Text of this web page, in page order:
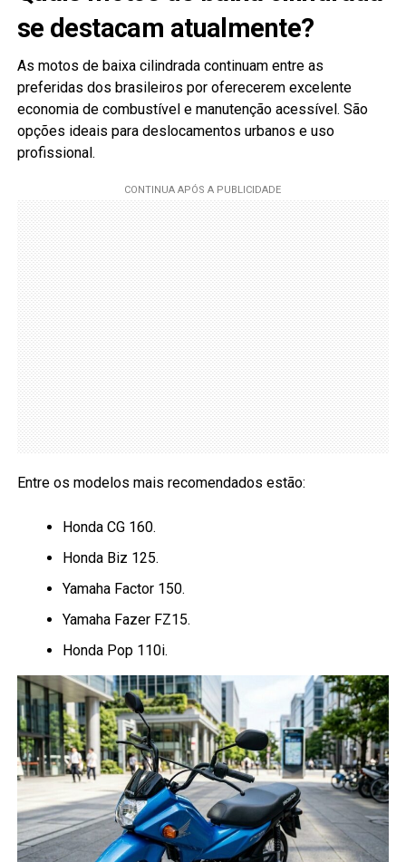
se destacam atualmente?
As motos de baixa cilindrada continuam entre as
preferidas dos brasileiros por oferecerem excelente
economia de combustível e manutenção acessível. São
opções ideais para deslocamentos urbanos e uso
profissional.
Entre os modelos mais recomendados estão:
Honda CG 160.
Honda Biz 125.
Yamaha Factor 150.
Yamaha Fazer FZ15.
Honda Pop 110i.